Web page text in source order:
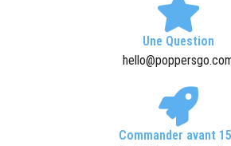
Une Question
Commander avant